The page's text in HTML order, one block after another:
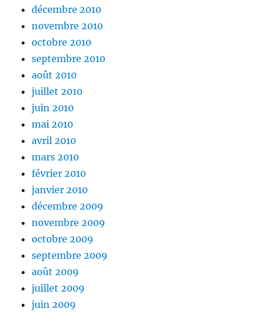
décembre 2010
novembre 2010
octobre 2010
septembre 2010
août 2010
juillet 2010
juin 2010
mai 2010
avril 2010
mars 2010
février 2010
janvier 2010
décembre 2009
novembre 2009
octobre 2009
septembre 2009
août 2009
juillet 2009
juin 2009